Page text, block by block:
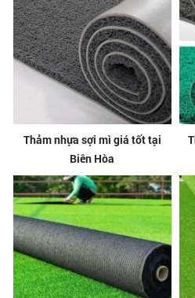
Thảm nhựa sợi mì giá tốt tại
Biên Hòa